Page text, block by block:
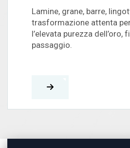
Lamine, grane, barre,
trasformazione attenta
l’elevata purezza dell’oro,
passaggio.